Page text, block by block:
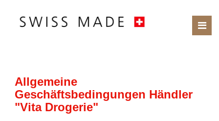
Allgemeine
Geschäftsbedingungen Händler
"Vita Drogerie"